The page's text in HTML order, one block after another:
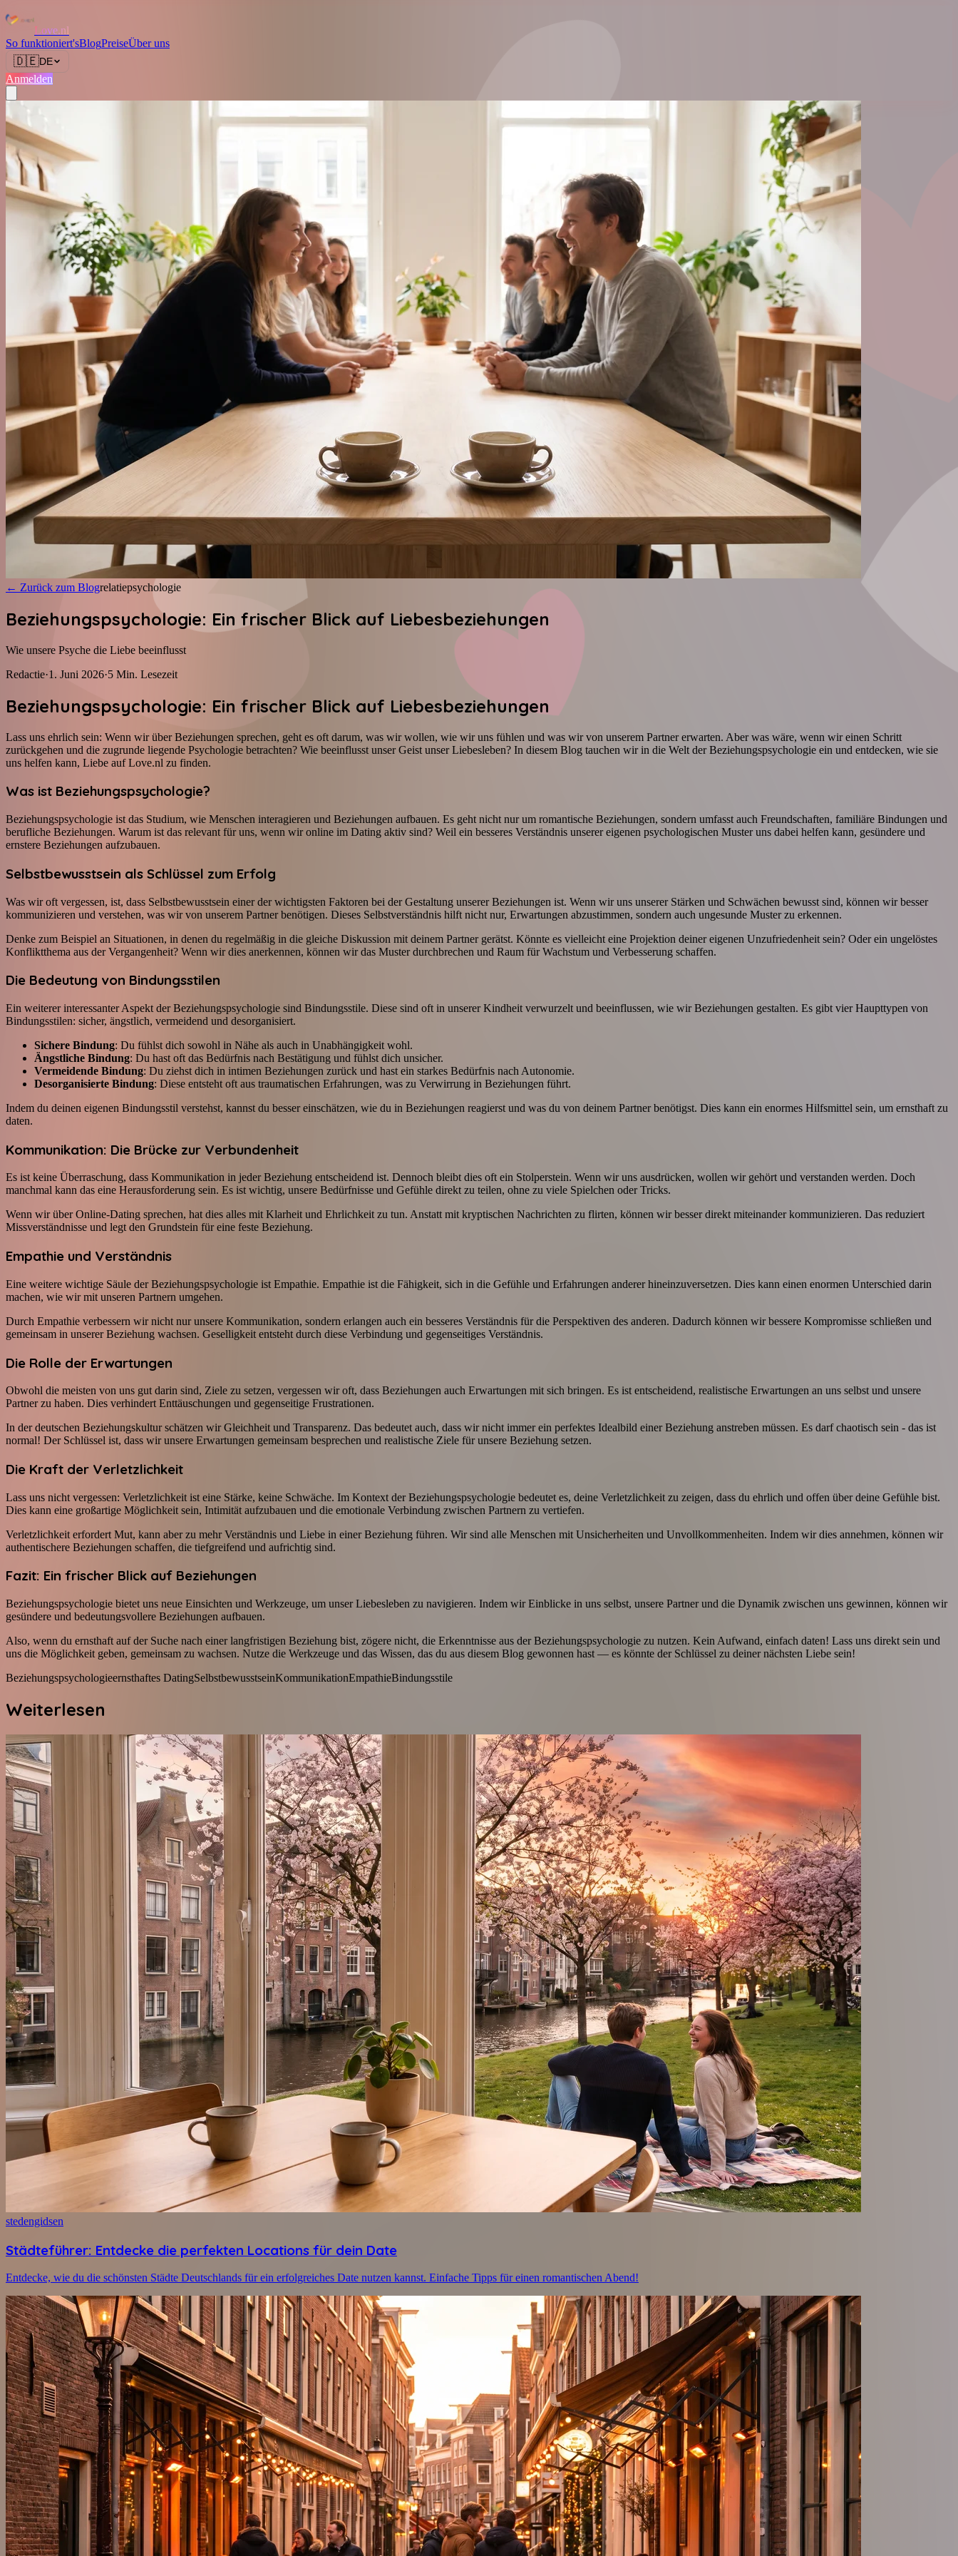
Love.nl
So funktioniert'sBlogPreiseÜber uns
🇩🇪DE
Anmelden
← Zurück zum Blogrelatiepsychologie
Beziehungspsychologie: Ein frischer Blick auf Liebesbeziehungen
Wie unsere Psyche die Liebe beeinflusst
Redactie·1. Juni 2026·5 Min. Lesezeit
Beziehungspsychologie: Ein frischer Blick auf Liebesbeziehungen
Lass uns ehrlich sein: Wenn wir über Beziehungen sprechen, geht es oft darum, was wir wollen, wie wir uns fühlen und was wir von unserem Partner erwarten. Aber was wäre, wenn wir einen Schritt
zurückgehen und die zugrunde liegende Psychologie betrachten? Wie beeinflusst unser Geist unser Liebesleben? In diesem Blog tauchen wir in die Welt der Beziehungspsychologie ein und entdecken, wie sie
uns helfen kann, Liebe auf Love.nl zu finden.
Was ist Beziehungspsychologie?
Beziehungspsychologie ist das Studium, wie Menschen interagieren und Beziehungen aufbauen. Es geht nicht nur um romantische Beziehungen, sondern umfasst auch Freundschaften, familiäre Bindungen und
berufliche Beziehungen. Warum ist das relevant für uns, wenn wir online im Dating aktiv sind? Weil ein besseres Verständnis unserer eigenen psychologischen Muster uns dabei helfen kann, gesündere und
ernstere Beziehungen aufzubauen.
Selbstbewusstsein als Schlüssel zum Erfolg
Was wir oft vergessen, ist, dass Selbstbewusstsein einer der wichtigsten Faktoren bei der Gestaltung unserer Beziehungen ist. Wenn wir uns unserer Stärken und Schwächen bewusst sind, können wir besser
kommunizieren und verstehen, was wir von unserem Partner benötigen. Dieses Selbstverständnis hilft nicht nur, Erwartungen abzustimmen, sondern auch ungesunde Muster zu erkennen.
Denke zum Beispiel an Situationen, in denen du regelmäßig in die gleiche Diskussion mit deinem Partner gerätst. Könnte es vielleicht eine Projektion deiner eigenen Unzufriedenheit sein? Oder ein ungelöstes
Konfliktthema aus der Vergangenheit? Wenn wir dies anerkennen, können wir das Muster durchbrechen und Raum für Wachstum und Verbesserung schaffen.
Die Bedeutung von Bindungsstilen
Ein weiterer interessanter Aspekt der Beziehungspsychologie sind Bindungsstile. Diese sind oft in unserer Kindheit verwurzelt und beeinflussen, wie wir Beziehungen gestalten. Es gibt vier Haupttypen von
Bindungsstilen: sicher, ängstlich, vermeidend und desorganisiert.
Sichere Bindung: Du fühlst dich sowohl in Nähe als auch in Unabhängigkeit wohl.
Ängstliche Bindung: Du hast oft das Bedürfnis nach Bestätigung und fühlst dich unsicher.
Vermeidende Bindung: Du ziehst dich in intimen Beziehungen zurück und hast ein starkes Bedürfnis nach Autonomie.
Desorganisierte Bindung: Diese entsteht oft aus traumatischen Erfahrungen, was zu Verwirrung in Beziehungen führt.
Indem du deinen eigenen Bindungsstil verstehst, kannst du besser einschätzen, wie du in Beziehungen reagierst und was du von deinem Partner benötigst. Dies kann ein enormes Hilfsmittel sein, um ernsthaft zu
daten.
Kommunikation: Die Brücke zur Verbundenheit
Es ist keine Überraschung, dass Kommunikation in jeder Beziehung entscheidend ist. Dennoch bleibt dies oft ein Stolperstein. Wenn wir uns ausdrücken, wollen wir gehört und verstanden werden. Doch
manchmal kann das eine Herausforderung sein. Es ist wichtig, unsere Bedürfnisse und Gefühle direkt zu teilen, ohne zu viele Spielchen oder Tricks.
Wenn wir über Online-Dating sprechen, hat dies alles mit Klarheit und Ehrlichkeit zu tun. Anstatt mit kryptischen Nachrichten zu flirten, können wir besser direkt miteinander kommunizieren. Das reduziert
Missverständnisse und legt den Grundstein für eine feste Beziehung.
Empathie und Verständnis
Eine weitere wichtige Säule der Beziehungspsychologie ist Empathie. Empathie ist die Fähigkeit, sich in die Gefühle und Erfahrungen anderer hineinzuversetzen. Dies kann einen enormen Unterschied darin
machen, wie wir mit unseren Partnern umgehen.
Durch Empathie verbessern wir nicht nur unsere Kommunikation, sondern erlangen auch ein besseres Verständnis für die Perspektiven des anderen. Dadurch können wir bessere Kompromisse schließen und
gemeinsam in unserer Beziehung wachsen. Geselligkeit entsteht durch diese Verbindung und gegenseitiges Verständnis.
Die Rolle der Erwartungen
Obwohl die meisten von uns gut darin sind, Ziele zu setzen, vergessen wir oft, dass Beziehungen auch Erwartungen mit sich bringen. Es ist entscheidend, realistische Erwartungen an uns selbst und unsere
Partner zu haben. Dies verhindert Enttäuschungen und gegenseitige Frustrationen.
In der deutschen Beziehungskultur schätzen wir Gleichheit und Transparenz. Das bedeutet auch, dass wir nicht immer ein perfektes Idealbild einer Beziehung anstreben müssen. Es darf chaotisch sein - das ist
normal! Der Schlüssel ist, dass wir unsere Erwartungen gemeinsam besprechen und realistische Ziele für unsere Beziehung setzen.
Die Kraft der Verletzlichkeit
Lass uns nicht vergessen: Verletzlichkeit ist eine Stärke, keine Schwäche. Im Kontext der Beziehungspsychologie bedeutet es, deine Verletzlichkeit zu zeigen, dass du ehrlich und offen über deine Gefühle bist.
Dies kann eine großartige Möglichkeit sein, Intimität aufzubauen und die emotionale Verbindung zwischen Partnern zu vertiefen.
Verletzlichkeit erfordert Mut, kann aber zu mehr Verständnis und Liebe in einer Beziehung führen. Wir sind alle Menschen mit Unsicherheiten und Unvollkommenheiten. Indem wir dies annehmen, können wir
authentischere Beziehungen schaffen, die tiefgreifend und aufrichtig sind.
Fazit: Ein frischer Blick auf Beziehungen
Beziehungspsychologie bietet uns neue Einsichten und Werkzeuge, um unser Liebesleben zu navigieren. Indem wir Einblicke in uns selbst, unsere Partner und die Dynamik zwischen uns gewinnen, können wir
gesündere und bedeutungsvollere Beziehungen aufbauen.
Also, wenn du ernsthaft auf der Suche nach einer langfristigen Beziehung bist, zögere nicht, die Erkenntnisse aus der Beziehungspsychologie zu nutzen. Kein Aufwand, einfach daten! Lass uns direkt sein und
uns die Möglichkeit geben, gemeinsam zu wachsen. Nutze die Werkzeuge und das Wissen, das du aus diesem Blog gewonnen hast — es könnte der Schlüssel zu deiner nächsten Liebe sein!
Beziehungspsychologieernsthaftes DatingSelbstbewusstseinKommunikationEmpathieBindungsstile
Weiterlesen
stedengidsen
Städteführer: Entdecke die perfekten Locations für dein Date
Entdecke, wie du die schönsten Städte Deutschlands für ein erfolgreiches Date nutzen kannst. Einfache Tipps für einen romantischen Abend!